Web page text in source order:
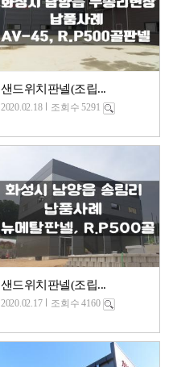
샌드위치판넬(조립...
2020.02.18 조회수 5291
샌드위치판넬(조립...
2020.02.17 조회수 4160